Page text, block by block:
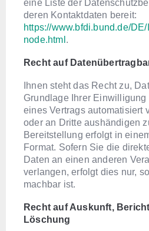
eine Liste der
deren Kontaktdaten bereit:
https://www.bfdi.bund.de/
node.html .
Recht auf
Ihnen steht das Recht zu,
Grundlage Ihrer
eines Vertrags automatisiert
oder an Dritte aushändigen
Bereitstellung erfolgt in
Format. Sofern Sie die
Daten an einen anderen
verlangen, erfolgt dies nur,
machbar ist.
Recht auf Auskunft,
Löschung